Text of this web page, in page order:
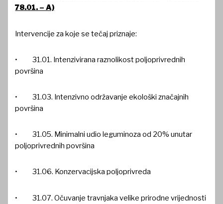
78.01. – A)
Intervencije za koje se tečaj priznaje:
• 31.01. Intenzivirana raznolikost poljoprivrednih
površina
• 31.03. Intenzivno održavanje ekološki značajnih
površina
• 31.05. Minimalni udio leguminoza od 20% unutar
poljoprivrednih površina
• 31.06. Konzervacijska poljoprivreda
• 31.07. Očuvanje travnjaka velike prirodne vrijednosti